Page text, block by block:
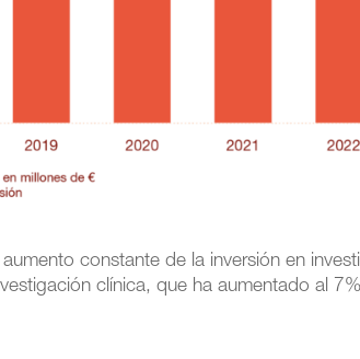
constante de la inversión en
clínica, que ha aumentado al